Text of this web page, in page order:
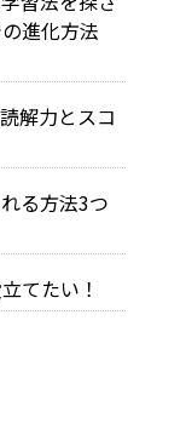
進化方法
解力とスコ
る方法3つ
てたい！